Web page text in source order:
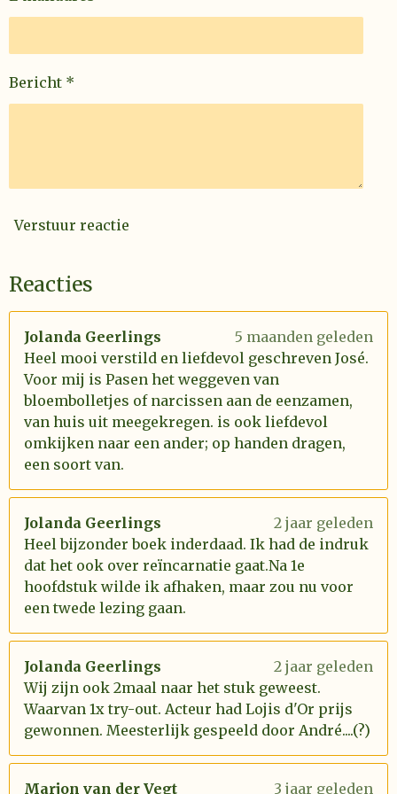
Bericht *
Verstuur reactie
Reacties
Jolanda Geerlings
5 maanden geleden
Heel mooi verstild en liefdevol geschreven José.
Voor mij is Pasen het weggeven van
bloembolletjes of narcissen aan de eenzamen,
van huis uit meegekregen. is ook liefdevol
omkijken naar een ander; op handen dragen,
een soort van.
Jolanda Geerlings
2 jaar geleden
Heel bijzonder boek inderdaad. Ik had de indruk
dat het ook over reïncarnatie gaat.Na 1e
hoofdstuk wilde ik afhaken, maar zou nu voor
een twede lezing gaan.
Jolanda Geerlings
2 jaar geleden
Wij zijn ook 2maal naar het stuk geweest.
Waarvan 1x try-out. Acteur had Lojis d'Or prijs
gewonnen. Meesterlijk gespeeld door André....(?)
Marjon van der Vegt 3 jaar geleden